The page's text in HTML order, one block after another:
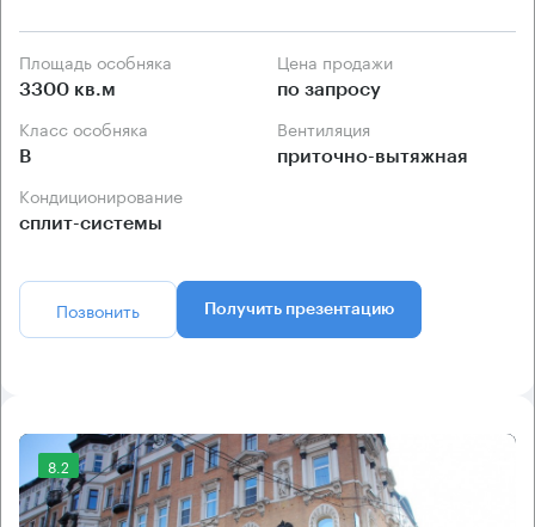
Площадь особняка
3300 кв.м
Цена продажи
по запросу
Класс особняка
B
Вентиляция
приточно-вытяжная
Кондиционирование
сплит-системы
Позвонить Получить презентацию
8.2